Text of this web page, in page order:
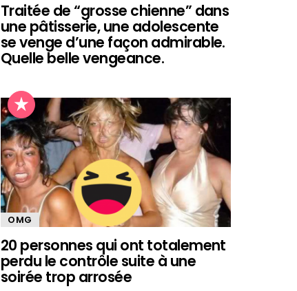
Traitée de “grosse chienne” dans
une pâtisserie, une adolescente
se venge d’une façon admirable.
Quelle belle vengeance.
OMG
20 personnes qui ont totalement
perdu le contrôle suite à une
soirée trop arrosée